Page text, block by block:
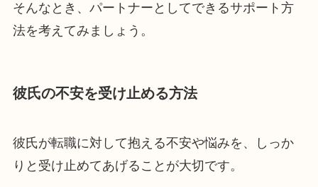
そんなとき、パートナーとしてできるサポート方
法を考えてみましょう。
彼氏の不安を受け止める方法
彼氏が転職に対して抱える不安や悩みを、しっか
りと受け止めてあげることが大切です。